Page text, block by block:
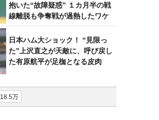
抱いた“故障疑惑” １カ月半の戦
線離脱も争奪戦が過熱したワケ
日本ハム大ショック！ “見限っ
た”上沢直之が天敵に、呼び戻し
た有原航平が足枷となる皮肉
18.5万